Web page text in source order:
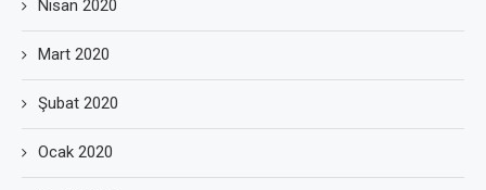
Nisan 2020
Mart 2020
Şubat 2020
Ocak 2020